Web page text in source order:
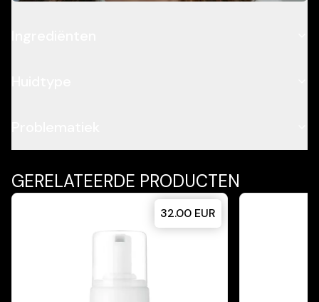
GERELATEERDE PRODUCTEN
32.00 EUR